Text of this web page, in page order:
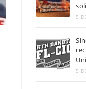
5
5